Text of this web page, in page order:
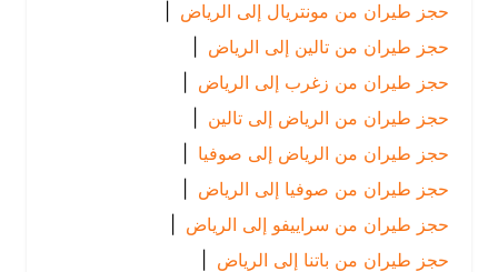
حجز طيران من مونتريال إلى الرياض
|
حجز طيران من تالين إلى الرياض
|
حجز طيران من زغرب إلى الرياض
|
حجز طيران من الرياض إلى تالين
|
حجز طيران من الرياض إلى صوفيا
|
حجز طيران من صوفيا إلى الرياض
|
حجز طيران من سراييفو إلى الرياض
|
حجز طيران من باتنا إلى الرياض
|